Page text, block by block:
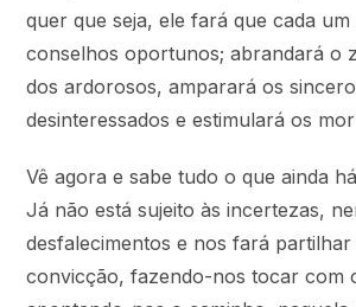
quer que seja, ele fará que cada
conselhos oportunos; abrandará o
dos ardorosos, amparará os
desinteressados e estimulará os
Vê agora e sabe tudo o que ainda
Já não está sujeito às incertezas,
desfalecimentos e nos fará partilhar
convicção, fazendo-nos tocar com